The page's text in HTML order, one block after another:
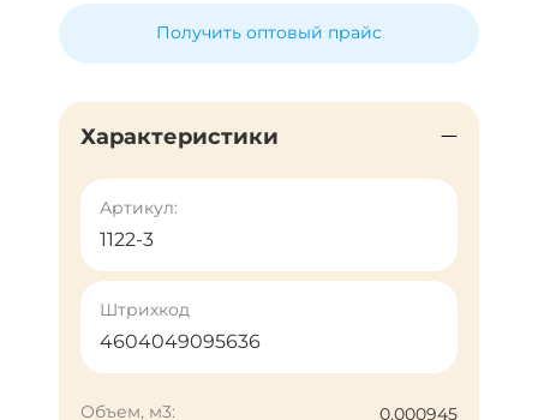
Получить оптовый прайс
Характеристики
Артикул:
1122-3
Штрихкод
4604049095636
Объем, м3:
0.000945